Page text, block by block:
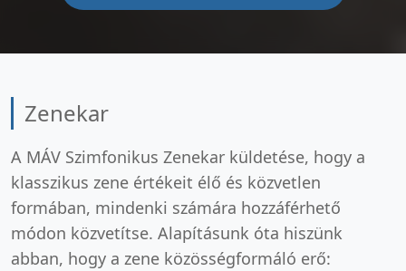
Zenekar
A MÁV Szimfonikus Zenekar küldetése, hogy a
klasszikus zene értékeit élő és közvetlen
formában, mindenki számára hozzáférhető
módon közvetítse. Alapításunk óta hiszünk
abban, hogy a zene közösségformáló erő: